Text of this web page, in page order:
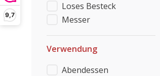
9,7
Loses Besteck
Messer
Verwendung
Abendessen